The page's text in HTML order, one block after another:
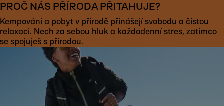
PROČ NÁS PŘÍRODA PŘITAHUJE?
Kempování a pobyt v přírodě přinášejí svobodu a čistou
relaxaci. Nech za sebou hluk a každodenní stres, zatímco
se spojuješ s přírodou.